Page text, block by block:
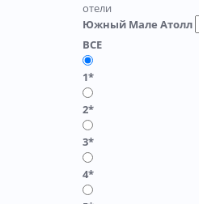
отели
Южный Мале Атолл
ВСЕ
1*
2*
3*
4*